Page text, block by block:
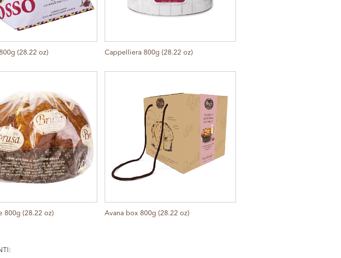
(28.22 oz) Cappelliera 800g (28.22 oz)
800g (28.22 oz) Avana box 800g (28.22 oz)